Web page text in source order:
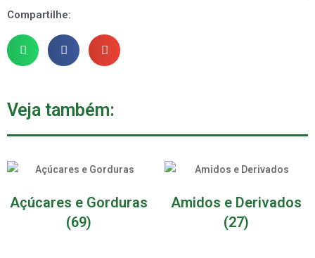
Compartilhe:
Veja também:
Açúcares e Gorduras
(69)
Amidos e Derivados
(27)